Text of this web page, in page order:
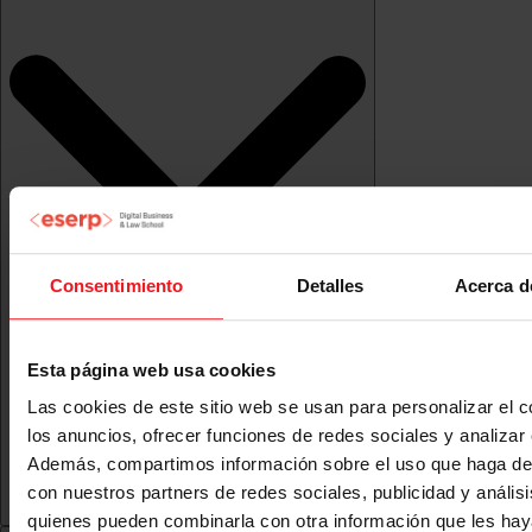
Consentimiento Detalles Acerca
Esta página web usa cookies
Las cookies de este sitio web se usan para personalizar el
los anuncios, ofrecer funciones de redes sociales y analizar
Además, compartimos información sobre el uso que haga
con nuestros partners de redes sociales, publicidad y
quienes pueden combinarla con otra información que les